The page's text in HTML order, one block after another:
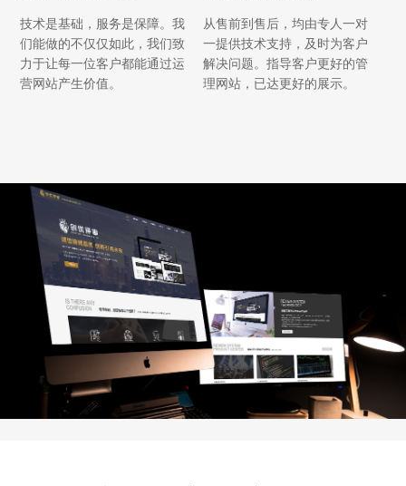
技术是基础，服务是保障。我
们能做的不仅仅如此，我们致
力于让每一位客户都能通过运
营网站产生价值。
从售前到售后，均由专人一对
一提供技术支持，及时为客户
解决问题。指导客户更好的管
理网站，已达更好的展示。